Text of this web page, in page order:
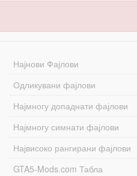
Најнови Фајлови
Одликувани фајлови
Најмногу допаднати фајлови
Најмногу симнати фајлови
Највисоко рангирани фајлови
GTA5-Mods.com Табла